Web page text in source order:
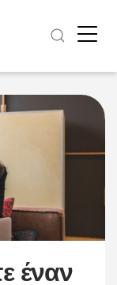
έναν